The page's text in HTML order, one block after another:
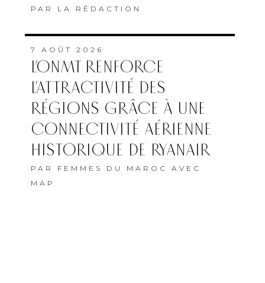
PAR LA RÉDACTION
7 AOÛT 2026
L’ONMT RENFORCE
L’ATTRACTIVITÉ DES
RÉGIONS GRÂCE À UNE
CONNECTIVITÉ AÉRIENNE
HISTORIQUE DE RYANAIR
PAR FEMMES DU MAROC AVEC
MAP